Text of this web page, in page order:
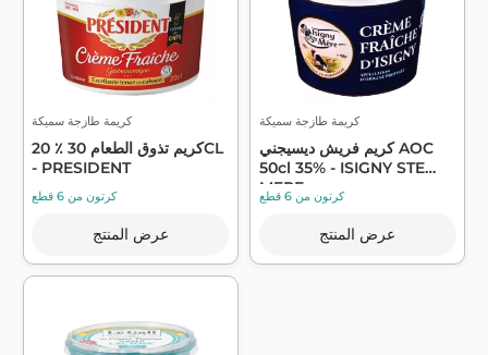
كريمة طازجة سميكة
كريم تذوق الطعام 30 ٪ 20CL
- PRESIDENT
كرتون من 6 قطع
عرض المنتج
كريمة طازجة سميكة
كريم فريش ديسيجني AOC
50cl 35% - ISIGNY STE
MEREكرتون من 6 قطع
عرض المنتج